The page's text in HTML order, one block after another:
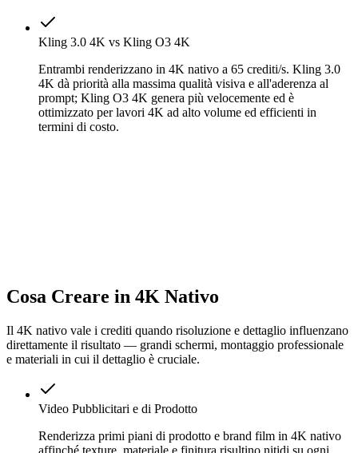
Kling 3.0 4K vs Kling O3 4K
Entrambi renderizzano in 4K nativo a 65 crediti/s. Kling 3.0
4K dà priorità alla massima qualità visiva e all'aderenza al
prompt; Kling O3 4K genera più velocemente ed è
ottimizzato per lavori 4K ad alto volume ed efficienti in
termini di costo.
Cosa Creare in 4K Nativo
Il 4K nativo vale i crediti quando risoluzione e dettaglio influenzano
direttamente il risultato — grandi schermi, montaggio professionale
e materiali in cui il dettaglio è cruciale.
Video Pubblicitari e di Prodotto
Renderizza primi piani di prodotto e brand film in 4K nativo
affinché texture, materiale e finitura risultino nitidi su ogni